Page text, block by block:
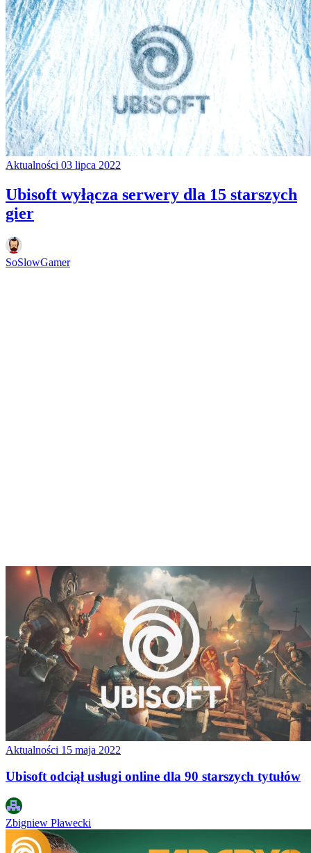
Aktualności 03 lipca 2022
Ubisoft wyłącza serwery dla 15 starszych
gier
SoSlowGamer
Aktualności 15 maja 2022
Ubisoft odciął usługi online dla 90 starszych tytułów
Zbigniew Pławecki